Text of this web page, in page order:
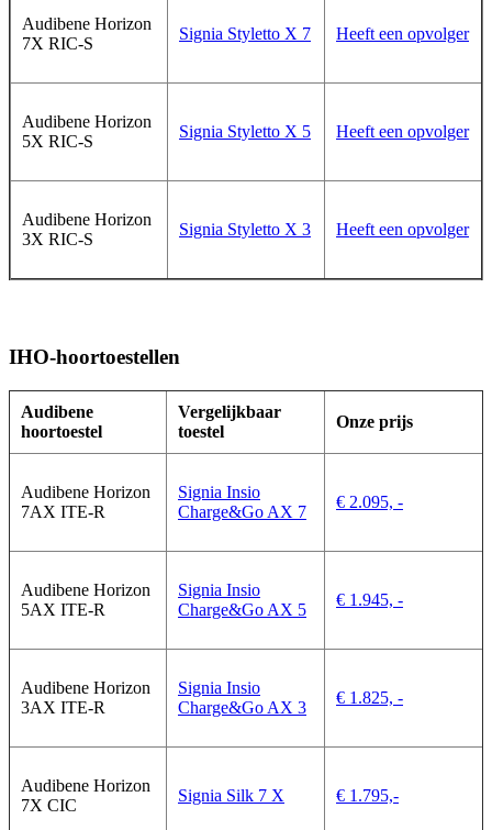
Audibene Horizon
7X RIC-S
Signia Styletto X 7 Heeft een opvolger
Audibene Horizon
5X RIC-S
Signia Styletto X 5 Heeft een opvolger
Audibene Horizon
3X RIC-S
Signia Styletto X 3 Heeft een opvolger
IHO-hoortoestellen
Audibene
hoortoestel
Vergelijkbaar
toestel
Onze prijs
Audibene Horizon
7AX ITE-R
Signia Insio
Charge&Go AX 7
€ 2.095, -
Audibene Horizon
5AX ITE-R
Signia Insio
Charge&Go AX 5
€ 1.945, -
Audibene Horizon
3AX ITE-R
Signia Insio
Charge&Go AX 3
€ 1.825, -
Audibene Horizon
7X CIC
Signia Silk 7 X € 1.795,-